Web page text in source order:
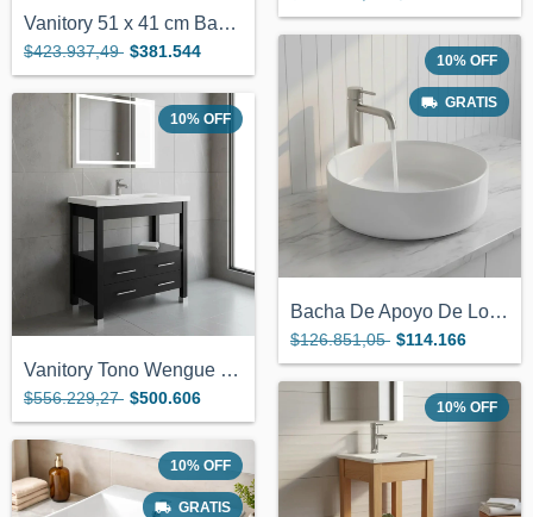
Vanitory 51 x 41 cm Bacha de Loza Color...
$423.937,49 $381.544
10% OFF
Vanitory Tono Wengue De 82x38cm 4 Cajone...
$556.229,27 $500.606
10% OFF
GRATIS
Bacha De Apoyo De Loza Cilíndrica De 36...
$126.851,05 $114.166
10% OFF
GRATIS
10% OFF